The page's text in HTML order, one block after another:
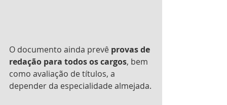
O documento ainda prevê provas de
redação para todos os cargos, bem
como avaliação de títulos, a
depender da especialidade almejada.